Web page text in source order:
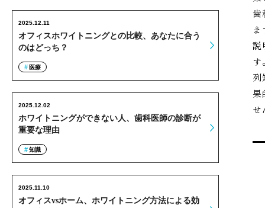
歯
説
列
果
せ
オフィスホワイトニングとの比較、あなたに合う
のはどっち？
2025.12.11
医療
ホワイトニングができない人、歯科医師の診断が
重要な理由
2025.12.02
知識
オフィスvsホーム、ホワイトニング方法による効
2025.11.10